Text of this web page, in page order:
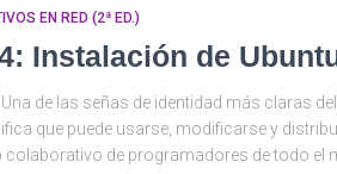
EN RED (2ª ED.)
Instalación de
de las señas de identidad más claras
que puede usarse, modificarse y
colaborativo de programadores de todo el